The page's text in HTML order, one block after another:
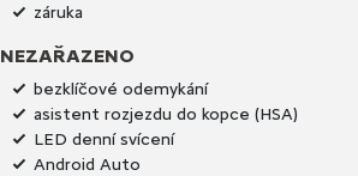
záruka
NEZAŘAZENO
bezklíčové odemykání
asistent rozjezdu do kopce (HSA)
LED denní svícení
Android Auto